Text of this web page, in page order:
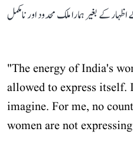
کے بغیر ہمارا ملک محدود اور نامکمل
"The energy of India's
allowed to express
imagine. For me, no
women are not